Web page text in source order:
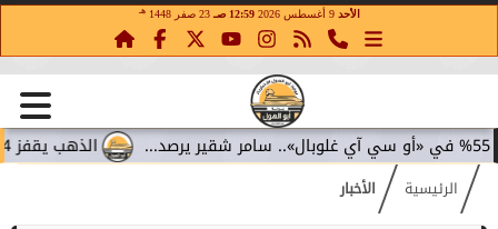
الأحد 9 أغسطس 2026 12:59 صـ 23 صفر 1448 هـ
الذهب يقفز 4.4% مع تراجع عوائد السندات.. سامر شقير يقرأ تحولات الاستثمار...
الرئيسية الأخبار